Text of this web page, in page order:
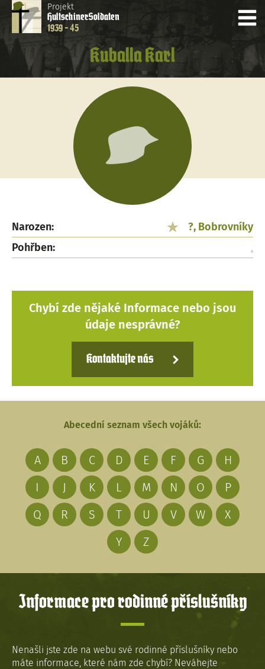
Projekt
HultschinerSoldaten
1939 - 45
Kuballa Karl
Narozen:
?, Bobrovníky
Pohřben:
.
Chybí zde nějaké Informace nebo jsou
údaje nesprávné?
Kontaktujte nás
Abecední seznam všech vojáků:
A B C D E F G
H
I
J K L M N O
P
Q
R S T U V W
X
Y
Z
Informace pro rodinné příslušníky
Nenašli jste zde na webu své rodinné příslušníky nebo
máte informace, které nám zde chybí? Neváhejte